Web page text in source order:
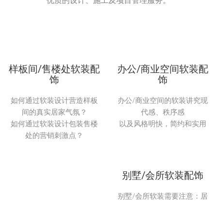
样板间/售楼处软装配
饰
如何通过软装设计营造样板
间的真实居家气氛？
如何通过软装设计包装售楼
处的营销刺激点？
办公/商业空间软装配
饰
办公/商业空间的软装讲究现
代感、秩序感
以及风格明快，简约和实用
别墅/会所软装配饰
别墅/会所软装需要注意：居